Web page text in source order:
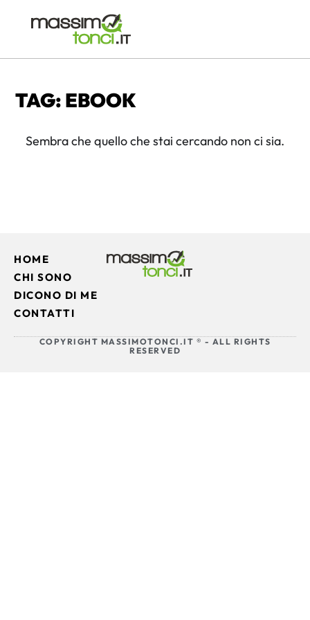
TAG: EBOOK
Sembra che quello che stai cercando non ci sia.
HOME
CHI SONO
DICONO DI ME
CONTATTI
COPYRIGHT MASSIMOTONCI.IT ® - ALL RIGHTS
RESERVED